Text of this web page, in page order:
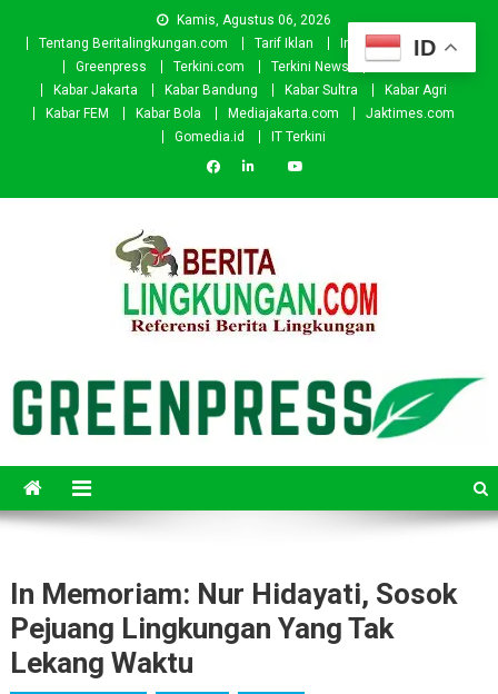
Kamis, Agustus 06, 2026
Tentang Beritalingkungan.com
Tarif Iklan Investor
Donasi
Greenpress
Terkini.com Terkini News
Kabar.id
Kabar Jakarta
Kabar Bandung Kabar Sultra
Kabar Agri
Kabar FEM
Kabar Bola Mediajakarta.com
Jaktimes.com
Gomedia.id
IT Terkini
In Memoriam: Nur Hidayati, Sosok
Pejuang Lingkungan Yang Tak
Lekang Waktu
ID